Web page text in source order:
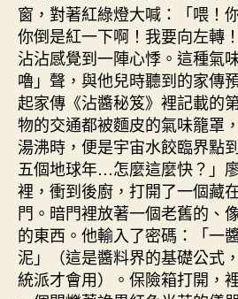
窗，對著紅綠燈大喊：「喂！
你倒是紅一下啊！我要向左轉
沾沾感覺到一陣心悸。這種氣
嚕」聲，與他兒時聽到的家傳
起家傳《沾醬秘笈》裡記載的
物的交通都被麵皮的氣味籠罩
湯沸時，便是宇宙水餃臨界點
五個地球年…怎麼這麼快？」
裡，衝到後廚，打開了一個藏
門。暗門裡放著一個老舊的、
的東西。他輸入了密碼：「一
泥」（這是醬料界的基礎公式
統派才會用）。保險箱打開，